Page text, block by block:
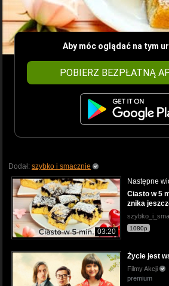
Aby móc oglądać na tym
POBIERZ BEZPŁATNĄ
Dodał: szybko i smacznie
03:20
Następne
Ciasto w 5
znika
1080p
Życie jest
Filmy Akcji
premium